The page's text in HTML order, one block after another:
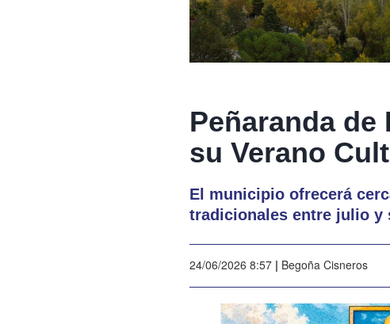
Peñaranda
su Verano
El municipio ofrecerá
tradicionales entre julio y
24/06/2026 8:57 | Begoña Cisneros